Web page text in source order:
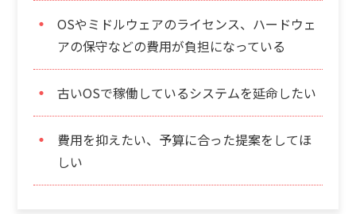
OSやミドルウェアのライセンス、ハードウェ
アの保守などの費用が負担になっている
古いOSで稼働しているシステムを延命したい
費用を抑えたい、予算に合った提案をしてほ
しい